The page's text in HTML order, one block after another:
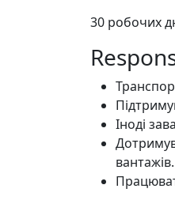
30 робочих
Іноді
вантажів.